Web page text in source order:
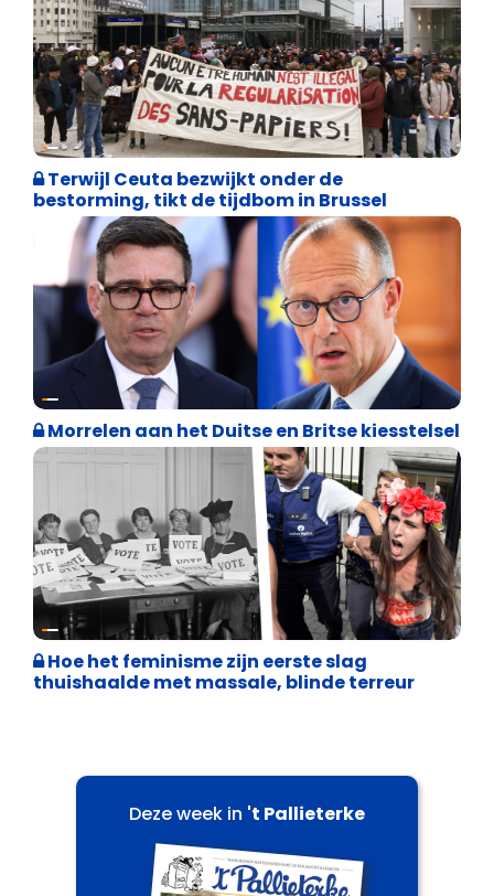
Asiel en Migratie
Terwijl Ceuta bezwijkt onder de
bestorming, tikt de tijdbom in Brussel
Internationale politiek
Morrelen aan het Duitse en Britse kiesstelsel
Cultuuroorlog
Hoe het feminisme zijn eerste slag
thuishaalde met massale, blinde terreur
Deze week in 't Pallieterke